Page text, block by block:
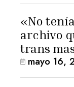
«No
archivo
trans
mayo 16,